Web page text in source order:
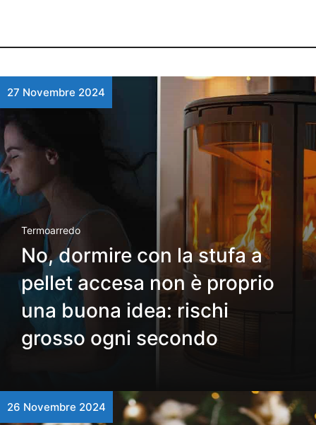
27 Novembre 2024
Termoarredo
No, dormire con la stufa a
pellet accesa non è proprio
una buona idea: rischi
grosso ogni secondo
26 Novembre 2024